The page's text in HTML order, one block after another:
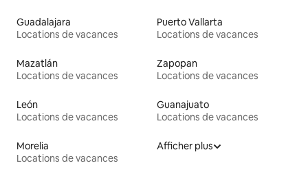
Guadalajara
Locations de vacances
Puerto Vallarta
Locations de vacances
Mazatlán
Locations de vacances
Zapopan
Locations de vacances
León
Locations de vacances
Guanajuato
Locations de vacances
Morelia
Locations de vacances
Afficher plus